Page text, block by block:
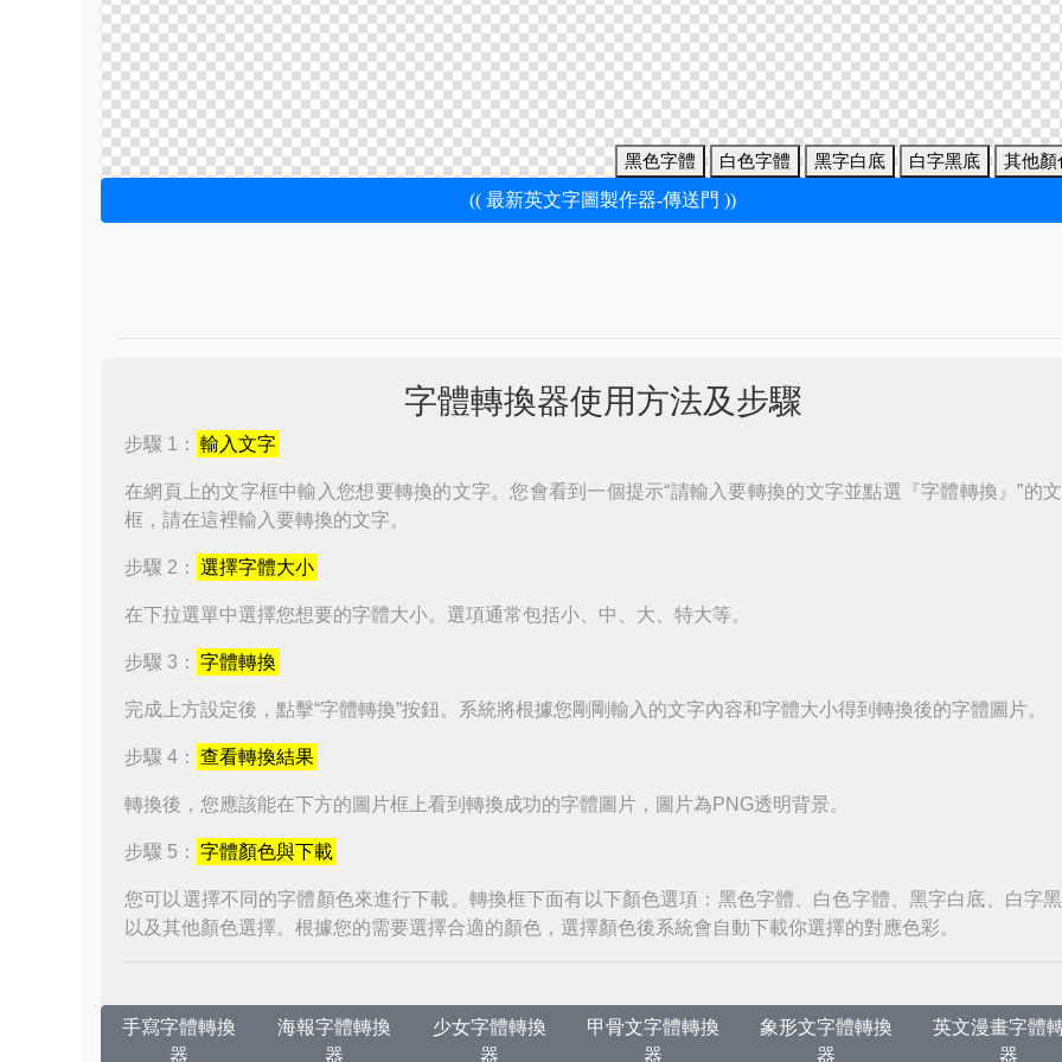
黑色字體 白色字體 黑字白底 白字黑底 其他顏
(( 最新英文字圖製作器-傳送門 ))
字體轉換器使用方法及步驟
步驟 1： 輸入文字
在網頁上的文字框中輸入您想要轉換的文字。您會看到一個提示“請輸入要轉換的文字並點選『字體轉換』”的
框，請在這裡輸入要轉換的文字。
步驟 2： 選擇字體大小
在下拉選單中選擇您想要的字體大小。選項通常包括小、中、大、特大等。
步驟 3： 字體轉換
完成上方設定後，點擊“字體轉換”按鈕。系統將根據您剛剛輸入的文字內容和字體大小得到轉換後的字體圖片。
步驟 4： 查看轉換結果
轉換後，您應該能在下方的圖片框上看到轉換成功的字體圖片，圖片為PNG透明背景。
步驟 5： 字體顏色與下載
您可以選擇不同的字體顏色來進行下載。轉換框下面有以下顏色選項：黑色字體、白色字體、黑字白底、白字
以及其他顏色選擇。根據您的需要選擇合適的顏色，選擇顏色後系統會自動下載你選擇的對應色彩。
手寫字體轉換
器
海報字體轉換
器
少女字體轉換
器
甲骨文字體轉換
器
象形文字體轉換
器
英文漫畫字體
器